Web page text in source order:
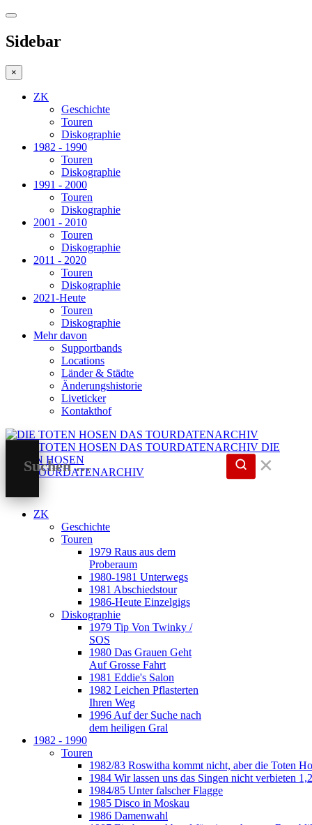
Sidebar
×
ZK
Geschichte
Touren
Diskographie
1982 - 1990
Touren
Diskographie
1991 - 2000
Touren
Diskographie
2001 - 2010
Touren
Diskographie
2011 - 2020
Touren
Diskographie
2021-Heute
Touren
Diskographie
Mehr davon
Supportbands
Locations
Länder & Städte
Änderungshistorie
Liveticker
Kontakthof
DIE
TOTEN HOSEN
DAS TOURDATENARCHIV
✕
ZK
Geschichte
Touren
1979 Raus aus dem
Proberaum
1980-1981 Unterwegs
1981 Abschiedstour
1986-Heute Einzelgigs
Diskographie
1979 Tip Von Twinky /
SOS
1980 Das Grauen Geht
Auf Grosse Fahrt
1981 Eddie's Salon
1982 Leichen Pflasterten
Ihren Weg
1996 Auf der Suche nach
dem heiligen Gral
1982 - 1990
Touren
1982/83 Roswitha kommt nicht, aber die Toten
1984 Wir lassen uns das Singen nicht verbieten
1984/85 Unter falscher Flagge
1985 Disco in Moskau
1986 Damenwahl